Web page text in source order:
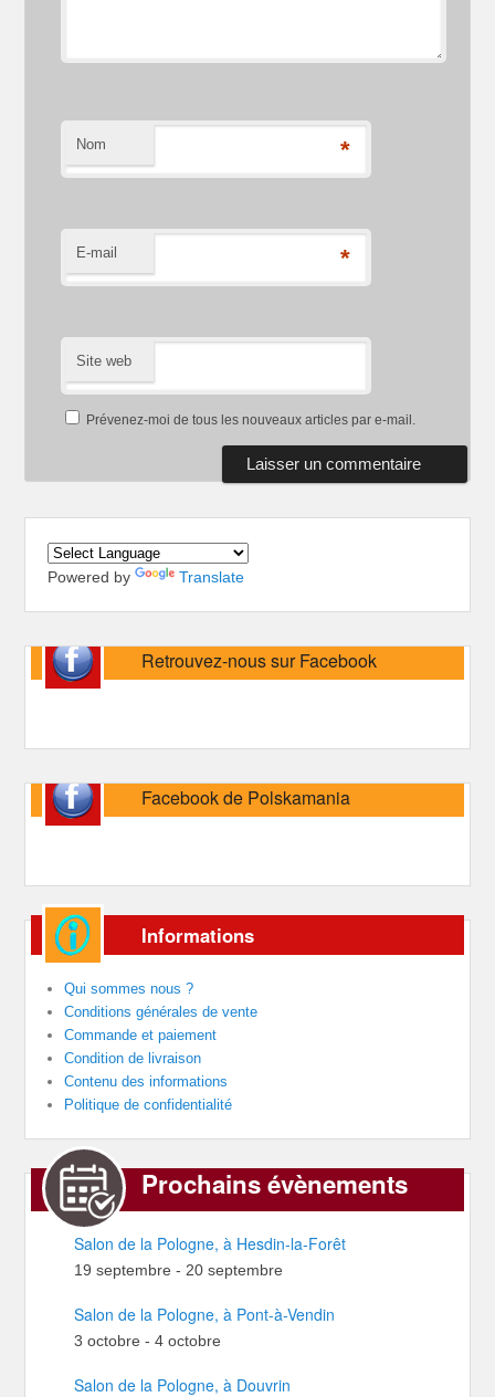
Nom *
E-mail *
Site web
Prévenez-moi de tous les nouveaux articles par e-mail.
Powered by Translate
Retrouvez-nous sur Facebook
Facebook de Polskamania
Informations
Qui sommes nous ?
Conditions générales de vente
Commande et paiement
Condition de livraison
Contenu des informations
Politique de confidentialité
Prochains évènements
Salon de la Pologne, à Hesdin-la-Forêt
19 septembre - 20 septembre
Salon de la Pologne, à Pont-à-Vendin
3 octobre -4 octobre
Salon de la Pologne, à Douvrin